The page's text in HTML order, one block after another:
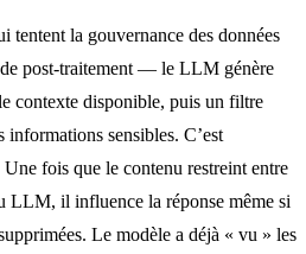
tentent la gouvernance des données
post-traitement — le LLM génère
contexte disponible, puis un filtre
sensibles. C’est
fois que le contenu restreint entre
LLM, il influence la réponse même si
Le modèle a déjà « vu » les